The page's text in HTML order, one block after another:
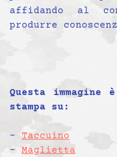
affidando al
produrre
Questa immagine
stampa su:
– Taccuino
– Maglietta